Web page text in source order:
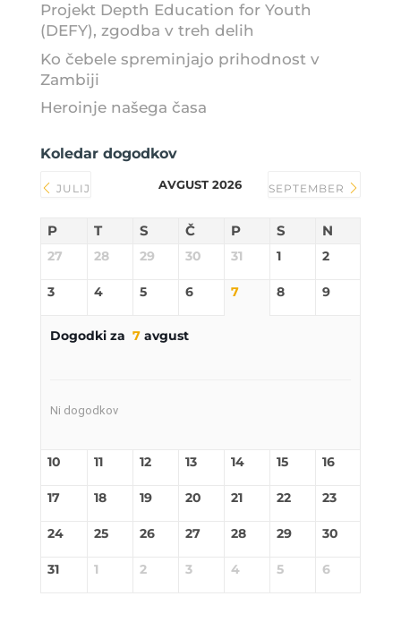
Projekt Depth Education for Youth
(DEFY), zgodba v treh delih
Ko čebele spreminjajo prihodnost v
Zambiji
Heroinje našega časa
Koledar dogodkov
JULIJ AVGUST 2026 SEPTEMBER
P T S Č P S N
27 28 29 30 31 1 2
3 4 5 6 7 8 9
Dogodki za 7avgust
Ni dogodkov
10 11 12 13 14 15 16
17 18 19 20 21 22 23
24 25 26 27 28 29 30
31 1 2 3 4 5 6